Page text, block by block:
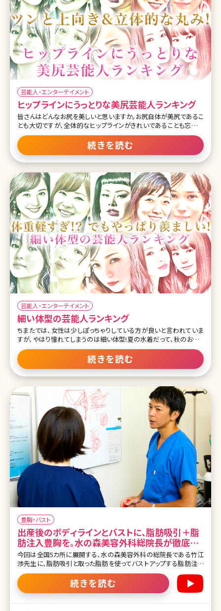
芸能人・エンターテイメント
ヒップラインにうっとりな美尻芸能人ランキング
皆さんはどんなお尻を美しいと思いますか。お尻自体が美尻であるこ
とも大切ですが、全体的なヒップラインがきれいであることも忘れて
はいけないポイント。 日本人の尻回りは欧米の人と比べ、骨盤の位
置がやや後ろで、筋肉の発達度が弱いため、垂れやすくぺったんこな
お尻が多いと言われています。 しかし男性が魅力を感じる部位として
も、よくあげられることのある「お尻」。是非ともその形は気にしてい
りますか。今回は、目標にも設定できそうな、きれいなお尻・ヒップラ
インを持つ芸能人たちをランキングでご紹介します。 目次 第1位 田中
みな実 第2位 長谷川潤 第3位 深田恭子 第4位 足立梨花 第5位 中村
アン 第6位 ダレノガレ明美 第7位 森星 第8位 小嶋陽菜 第9位 秋元
才加 第10位 川口春奈 まとめ 第
続きを読む
芸能人・エンターテイメント
細い体型の芸能人ランキング
ちまたでは、女性は少しぽっちゃりしている方が良いと言われていま
すが、やはり憧れてしまうのは細い体型!夏の水着だって、秋のおしゃ
れだって、春の彩りだって、冬のコートだって、着るだけでかっこよく決
まり、選べるファッションの種類も豊富です♪ 基本的に見られる職業
である、モデル・女優・タレントなどの女性芸能人は、細い人が多いで
すね。今回は、そのなかでも抜群に細身な芸能人をランキング形式
桐谷美玲(@mirei_kiritani_)がシェアした投稿 モデルや女優として活
躍する桐谷美玲さんは、細い芸能人という話題の時に、いつも名前が
真っ先に上がります。一般人とは、骨格から何から違いすぎるというこ
とを思わせてくれる、まさに細身の芸能人No.1です。一時のプロフィ
ー
続きを読む
豊胸・バスト
出産後のボディラインとバストに、脂肪吸引＋脂
肪注入豊胸を。水の森美容外科総院長が徹底解
説
今回は全国5カ所に展開する、水の森美容外科の総院長である竹江
渉先生に、脂肪吸引と取った脂肪を使ってバストアップする脂肪注入
豊胸について、詳しく解説して頂きました。 通常の脂肪吸引のメリッ
ト、デメリットはもちろん、産後の女性の多くが直面するボディライン
の悩み、授乳後のバストの萎縮などのお悩みについてもその解決法
続きを読む